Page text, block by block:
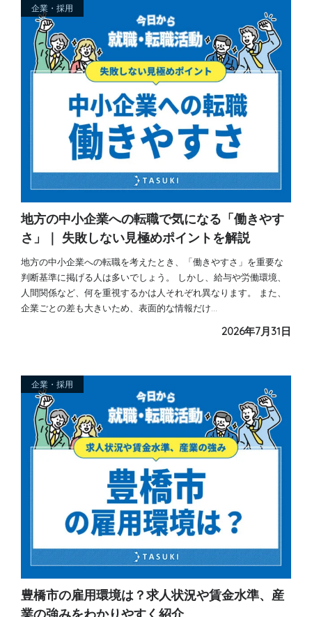
企業・採用
地方の中小企業への転職で気になる「働きやす
さ」｜ 失敗しない見極めポイントを解説
地方の中小企業への転職を考えたとき、「働きやすさ」を重要な
判断基準に掲げる人は多いでしょう。 しかし、給与や労働環境、
人間関係など、何を重視するかは人それぞれ異なります。 また、
企業ごとの差も大きいため、表面的な情報だけ…
2026年7月31日
企業・採用
豊橋市の雇用環境は？求人状況や賃金水準、産